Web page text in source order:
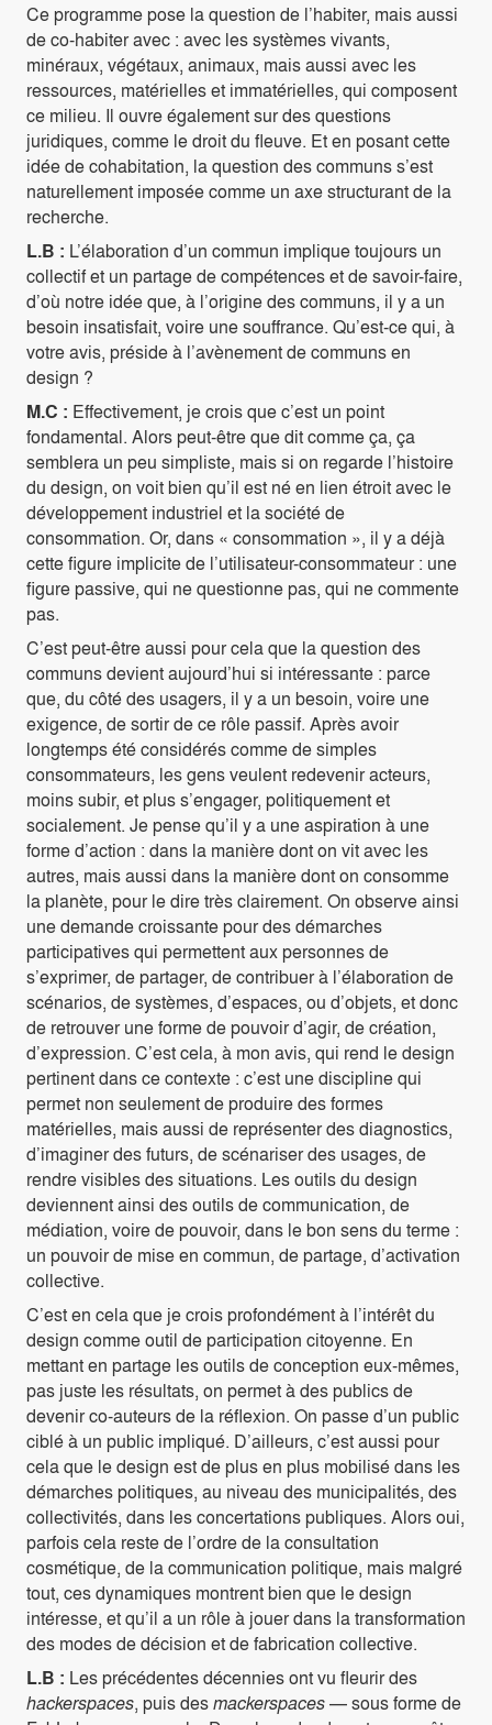
Ce programme pose la question de l’habiter, mais aussi
de co-habiter avec : avec les systèmes vivants,
minéraux, végétaux, animaux, mais aussi avec les
ressources, matérielles et immatérielles, qui composent
ce milieu. Il ouvre également sur des questions
juridiques, comme le droit du fleuve. Et en posant cette
idée de cohabitation, la question des communs s’est
naturellement imposée comme un axe structurant de la
recherche.
L.B : L’élaboration d’un commun implique toujours un
collectif et un partage de compétences et de savoir-faire,
d’où notre idée que, à l’origine des communs, il y a un
besoin insatisfait, voire une souffrance. Qu’est-ce qui, à
votre avis, préside à l’avènement de communs en
design ?
M.C : Effectivement, je crois que c’est un point
fondamental. Alors peut-être que dit comme ça, ça
semblera un peu simpliste, mais si on regarde l’histoire
du design, on voit bien qu’il est né en lien étroit avec le
développement industriel et la société de
consommation. Or, dans « consommation », il y a déjà
cette figure implicite de l’utilisateur-consommateur : une
figure passive, qui ne questionne pas, qui ne commente
pas.
C’est peut-être aussi pour cela que la question des
communs devient aujourd’hui si intéressante : parce
que, du côté des usagers, il y a un besoin, voire une
exigence, de sortir de ce rôle passif. Après avoir
longtemps été considérés comme de simples
consommateurs, les gens veulent redevenir acteurs,
moins subir, et plus s’engager, politiquement et
socialement. Je pense qu’il y a une aspiration à une
forme d’action : dans la manière dont on vit avec les
autres, mais aussi dans la manière dont on consomme
la planète, pour le dire très clairement. On observe ainsi
une demande croissante pour des démarches
participatives qui permettent aux personnes de
s’exprimer, de partager, de contribuer à l’élaboration de
scénarios, de systèmes, d’espaces, ou d’objets, et donc
de retrouver une forme de pouvoir d’agir, de création,
d’expression. C’est cela, à mon avis, qui rend le design
pertinent dans ce contexte : c’est une discipline qui
permet non seulement de produire des formes
matérielles, mais aussi de représenter des diagnostics,
d’imaginer des futurs, de scénariser des usages, de
rendre visibles des situations. Les outils du design
deviennent ainsi des outils de communication, de
médiation, voire de pouvoir, dans le bon sens du terme :
un pouvoir de mise en commun, de partage, d’activation
collective.
C’est en cela que je crois profondément à l’intérêt du
design comme outil de participation citoyenne. En
mettant en partage les outils de conception eux-mêmes,
pas juste les résultats, on permet à des publics de
devenir co-auteurs de la réflexion. On passe d’un public
ciblé à un public impliqué. D’ailleurs, c’est aussi pour
cela que le design est de plus en plus mobilisé dans les
démarches politiques, au niveau des municipalités, des
collectivités, dans les concertations publiques. Alors oui,
parfois cela reste de l’ordre de la consultation
cosmétique, de la communication politique, mais malgré
tout, ces dynamiques montrent bien que le design
intéresse, et qu’il a un rôle à jouer dans la transformation
des modes de décision et de fabrication collective.
L.B : Les précédentes décennies ont vu fleurir des
hackerspaces, puis desmackerspaces— sous forme de